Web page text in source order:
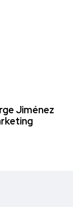
Jiménez